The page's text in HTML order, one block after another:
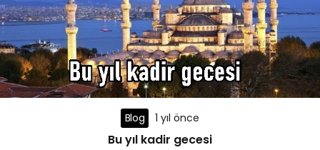
Blog 1 yıl önce
Bu yıl kadir gecesi